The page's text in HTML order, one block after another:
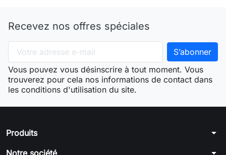
Recevez nos offres spéciales
Vous pouvez vous désinscrire à tout moment. Vous
trouverez pour cela nos informations de contact dans
les conditions d'utilisation du site.
Produits arrow_drop_down